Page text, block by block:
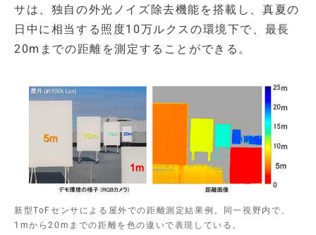
サは、独自の外光ノイズ除去機能を搭載し、真夏の
日中に相当する照度10万ルクスの環境下で、最長
20mまでの距離を測定することができる。
新型ToFセンサによる屋外での距離測定結果例。同一視野内で、
1mから20mまでの距離を色の違いで表現している。